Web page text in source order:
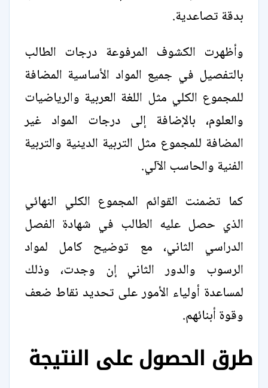
بدقة تصاعدية.
وأظهرت الكشوف المرفوعة درجات الطالب
بالتفصيل في جميع المواد الأساسية المضافة
للمجموع الكلي مثل اللغة العربية والرياضيات
والعلوم، بالإضافة إلى درجات المواد غير
المضافة للمجموع مثل التربية الدينية والتربية
الفنية والحاسب الآلي.
كما تضمنت القوائم المجموع الكلي النهائي
الذي حصل عليه الطالب في شهادة الفصل
الدراسي الثاني، مع توضيح كامل لمواد
الرسوب والدور الثاني إن وجدت، وذلك
لمساعدة أولياء الأمور على تحديد نقاط ضعف
وقوة أبنائهم.
طرق الحصول على النتيجة